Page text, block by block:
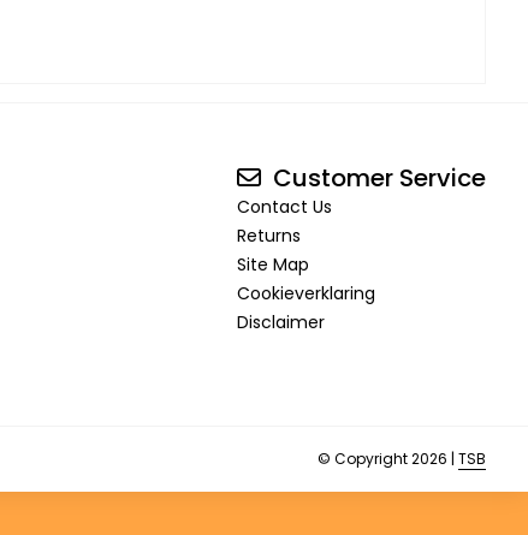
Customer Service
Contact Us
Returns
Site Map
Cookieverklaring
Disclaimer
© Copyright 2026 | TSB